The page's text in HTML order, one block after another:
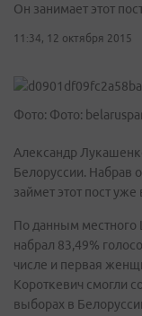
Он занимает этот
11:34, 12 октября 2015
Фото: Фото:
Александр
Белоруссии. Набрав
займет этот пост
По данным местного
набрал 83,49%
числе и первая
Короткевич смогли
выборах в